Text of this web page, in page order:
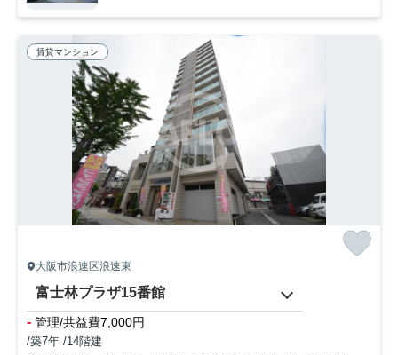
賃貸マンション
大阪市浪速区浪速東
富士林プラザ15番館
- 管理/共益費7,000円
/築7年 /14階建